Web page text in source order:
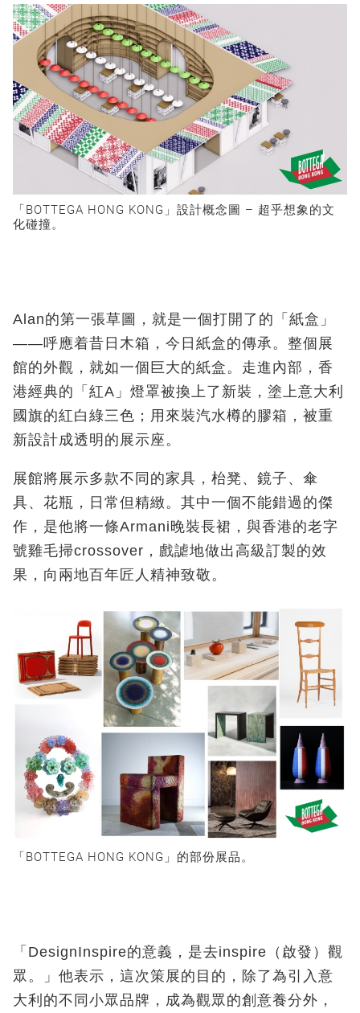
「BOTTEGA HONG KONG 」設計概念圖 – 超乎想象的文
化碰撞。
Alan的第一張草圖，就是一個打開了的「紙盒」
——呼應着昔日木箱，今日紙盒的傳承。整個展
館的外觀，就如一個巨大的紙盒。走進內部，香
港經典的「紅A 」燈罩被換上了新裝，塗上意大利
國旗的紅白綠三色；用來裝汽水樽的膠箱，被重
新設計成透明的展示座。
展館將展示多款不同的家具，枱凳、鏡子、傘
具、花瓶，日常但精緻。其中一個不能錯過的傑
作，是他將一條Armani晚裝長裙，與香港的老字
號雞毛掃crossover ，戲謔地做出高級訂製的效
果，向兩地百年匠人精神致敬。
「BOTTEGA HONG KONG 」的部份展品。
「DesignInspire的意義，是去inspire （啟發）觀
眾。」他表示，這次策展的目的，除了為引入意
大利的不同小眾品牌，成為觀眾的創意養分外，